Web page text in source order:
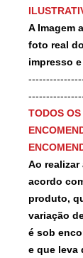
A Imagem
foto real
impresso
TODOS
Ao realizar
acordo
produto,
variação
é sob
e que leva